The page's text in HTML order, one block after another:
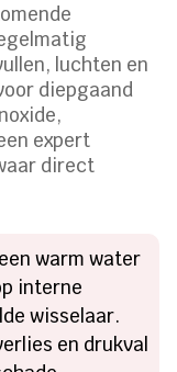
luchten en
diepgaand
expert
direct
warm water
interne
wisselaar.
en drukval